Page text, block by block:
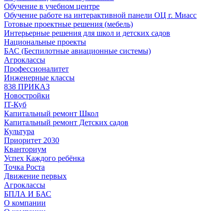
Обучение в учебном центре
Обучение работе на интерактивной панели ОЦ г. Миасс
Готовые проектные решения (мебель)
Интерьерные решения для школ и детских садов
Национальные проекты
БАС (Беспилотные авиационные системы)
Агроклассы
Профессионалитет
Инженерные классы
838 ПРИКАЗ
Новостройки
IT-Куб
Капитальный ремонт Школ
Капитальный ремонт Детских садов
Культура
Приоритет 2030
Кванториум
Успех Каждого ребёнка
Точка Роста
Движение первых
Агроклассы
БПЛА И БАС
О компании